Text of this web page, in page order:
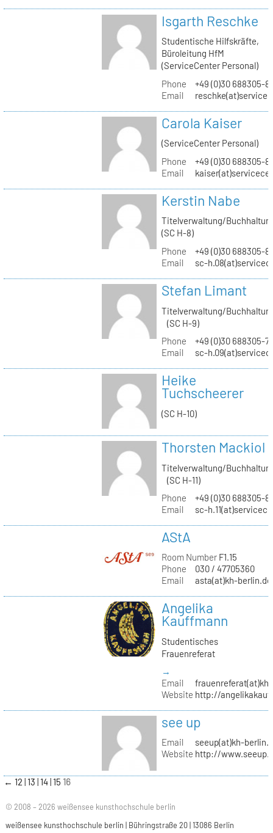
Isgarth Reschke
Studentische Hilfskräfte,
Büroleitung HfM
(ServiceCenter Personal)
Phone
+49 (0)30 688305-
Email
Carola Kaiser
(ServiceCenter Personal)
Phone
+49 (0)30 688305-
Email
Kerstin Nabe
Titelverwaltung/
(SC H-8)
Phone
+49 (0)30 688305-
Email
sc-
Stefan Limant
Titelverwaltung/
(SC H-9)
Phone
+49 (0)30 688305-
Email
sc-
Heike
Tuchscheerer
(SC H-10)
Thorsten Mackiol
Titelverwaltung/
(SC H-11)
Phone
+49 (0)30 688305-
Email
sc-
AStA
Room NumberF1.15
Phone
030 / 47705360
Email
asta(at)kh-berlin.de
Angelika
Kauffmann
Studentisches
Frauenreferat
→
Email
Website http://
see up
Email
seeup(at)kh-
Website http://
← 12 13 14 15 16
© 2008 – 2026 weißensee kunsthochschule berlin
weißensee kunsthochschule berlin | Bühringstraße 20 | 13086 Berlin